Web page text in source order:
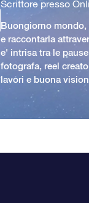
Scrittore presso
Buongiorno mondo,
e raccontarla
e' intrisa tra le
fotografa, reel
lavori e buona